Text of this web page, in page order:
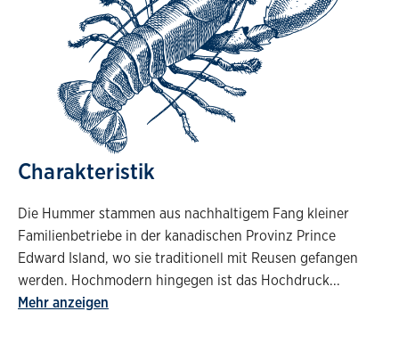
Charakteristik
Die Hummer stammen aus nachhaltigem Fang kleiner
Familienbetriebe in der kanadischen Provinz Prince
Edward Island, wo sie traditionell mit Reusen gefangen
werden. Hochmodern hingegen ist das Hochdruck...
Mehr anzeigen